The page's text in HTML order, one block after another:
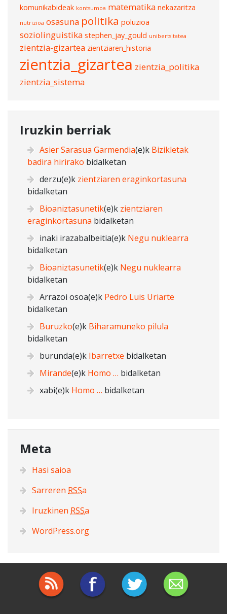
komunikabideak kontsumoa matematika nekazaritza
nutrizioa osasuna politika poluzioa
soziolinguistika stephen_jay_gould unibertsitatea
zientzia-gizartea zientziaren_historia
zientzia_gizartea zientzia_politika
zientzia_sistema
Iruzkin berriak
Asier Sarasua Garmendia(e)k Bizikletak
badira hirirako bidalketan
derzu(e)k zientziaren eraginkortasuna
bidalketan
Bioaniztasunetik(e)k zientziaren
eraginkortasuna bidalketan
inaki irazabalbeitia(e)k Negu nuklearra
bidalketan
Bioaniztasunetik(e)k Negu nuklearra
bidalketan
Arrazoi osoa(e)k Pedro Luis Uriarte
bidalketan
Buruzko(e)k Biharamuneko pilula
bidalketan
burunda(e)k Ibarretxe bidalketan
Mirande(e)k Homo … bidalketan
xabi(e)k Homo … bidalketan
Meta
Hasi saioa
Sarreren RSSa
Iruzkinen RSSa
WordPress.org